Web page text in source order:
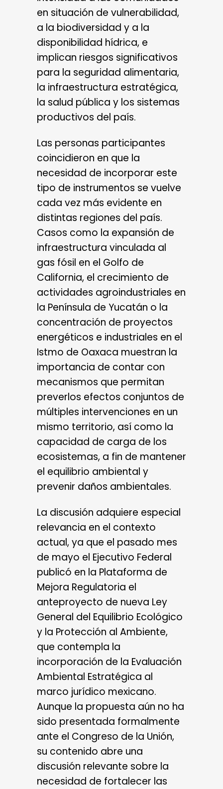
en situación de vulnerabilidad,
a la biodiversidad y a la
disponibilidad hídrica, e
implican riesgos significativos
para la seguridad alimentaria,
la infraestructura estratégica,
la salud pública y los sistemas
productivos del país.
Las personas participantes
coincidieron en que la
necesidad de incorporar este
tipo de instrumentos se vuelve
cada vez más evidente en
distintas regiones del país.
Casos como la expansión de
infraestructura vinculada al
gas fósil en el Golfo de
California, el crecimiento de
actividades agroindustriales en
la Península de Yucatán o la
concentración de proyectos
energéticos e industriales en el
Istmo de Oaxaca muestran la
importancia de contar con
mecanismos que permitan
preverlos efectos conjuntos de
múltiples intervenciones en un
mismo territorio, así como la
capacidad de carga de los
ecosistemas, a fin de mantener
el equilibrio ambiental y
prevenir daños ambientales.
La discusión adquiere especial
relevancia en el contexto
actual, ya que el pasado mes
de mayo el Ejecutivo Federal
publicó en la Plataforma de
Mejora Regulatoria el
anteproyecto de nueva Ley
General del Equilibrio Ecológico
y la Protección al Ambiente,
que contempla la
incorporación de la Evaluación
Ambiental Estratégica al
marco jurídico mexicano.
Aunque la propuesta aún no ha
sido presentada formalmente
ante el Congreso de la Unión,
su contenido abre una
discusión relevante sobre la
necesidad de fortalecer las